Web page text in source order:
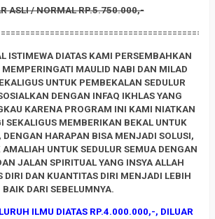
ASLI / NORMAL RP.5.750.000,-
ISTIMEWA DIATAS KAMI PERSEMBAHKAN
MEMPERINGATI MAULID NABI DAN MILAD
UNTUK PEMBEKALAN SEDULUR
DENGAN INFAQ IKHLAS YANG
KARENA PROGRAM INI KAMI NIATKAN
SEKALIGUS MEMBERIKAN BEKAL UNTUK
DENGAN HARAPAN BISA MENJADI SOLUSI,
UNTUK SEDULUR SEMUA DENGAN
JALAN SPIRITUAL YANG INSYA ALLAH
DIRI DAN KUANTITAS DIRI MENJADI LEBIH
BAIK DARI SEBELUMNYA.
ILMU DIATAS RP.4.000.000,-, DILUAR